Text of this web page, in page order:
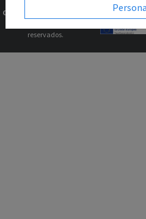
Copyright © 2026
reservados.